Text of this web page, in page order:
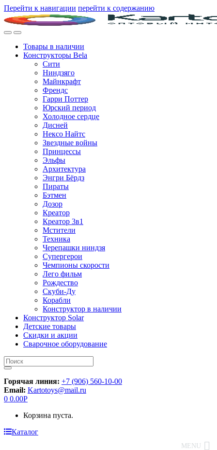
Перейти к навигации перейти к содержанию
Товары в наличии
Конструкторы Bela
Сити
Ниндзяго
Майнкрафт
Френдс
Гарри Поттер
Юрский период
Холодное сердце
Дисней
Нексо Найтс
Звездные войны
Принцессы
Эльфы
Архитектура
Энгри Бёрдз
Пираты
Бэтмен
Дозор
Креатор
Креатор 3в1
Мстители
Техника
Черепашки ниндзя
Супергерои
Чемпионы скорости
Лего фильм
Рождество
Скуби-Ду
Корабли
Конструктор в наличии
Конструктор Solar
Детские товары
Скидки и акции
Сварочное оборудование
Искать:
Горячая линия: +7 (906) 560-10-00
Email: Kartotoys@mail.ru
0 0.00Р
Корзина пуста.
Каталог
MENU